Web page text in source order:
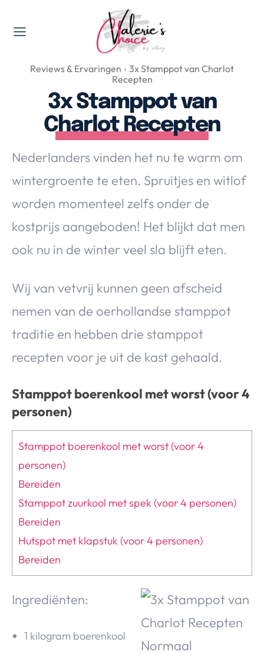
Valerie's Topics
Travel & Culture
Happyness & Opmerkelijk
Lifestyle, Sport & Duurzaamheid
Health & Beauty
Huis & Tuin
Nieuws & Media
Over Valerie
De Top 5
Contact
VALERIE'S CHOICE
Food & Drinks Health & Beauty Gadgets
Huis & Tuin
Reviews & Ervaringen
3x Stamppot van Charlot
Recepten
3x Stamppot van
Charlot Recepten
Nederlanders vinden het nu te warm om
wintergroente te eten. Spruitjes en witlof
worden momenteel zelfs onder de
kostprijs aangeboden! Het blijkt dat men
ook nu in de winter veel sla blijft eten.
Wij van vetvrij kunnen geen afscheid
nemen van de oerhollandse stamppot
traditie en hebben drie stamppot
recepten voor je uit de kast gehaald.
Stamppot boerenkool met worst(voor 4
personen)
Stamppot boerenkool met worst (voor 4
personen)
Bereiden
Stamppot zuurkool met spek (voor 4 personen)
Bereiden
Hutspot met klapstuk (voor 4 personen)
Bereiden
Ingrediënten:
1 kilogram boerenkool